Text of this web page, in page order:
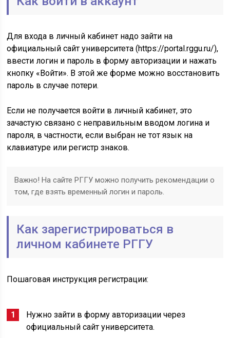
Для входа в личный кабинет надо зайти на
официальный сайт университета (https://portal.rggu.ru/),
ввести логин и пароль в форму авторизации и нажать
кнопку «Войти». В этой же форме можно восстановить
пароль в случае потери.
Если не получается войти в личный кабинет, это
зачастую связано с неправильным вводом логина и
пароля, в частности, если выбран не тот язык на
клавиатуре или регистр знаков.
Важно! На сайте РГГУ можно получить рекомендации о
том, где взять временный логин и пароль.
Как зарегистрироваться в
личном кабинете РГГУ
Пошаговая инструкция регистрации:
Нужно зайти в форму авторизации через
официальный сайт университета.